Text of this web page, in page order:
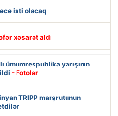
isti olacaq
xəsarət aldı
ümumrespublika yarışının
- Fotolar
TRIPP marşrutunun